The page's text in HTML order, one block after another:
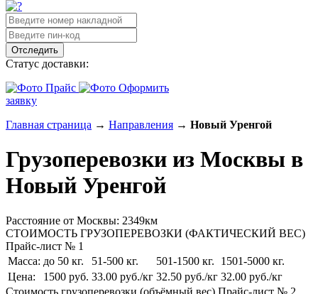
Отследить
Статус доставки:
Прайс
Оформить
заявку
Главная страница → Направления → Новый Уренгой
Грузоперевозки из Москвы в
Новый Уренгой
Расстояние от Москвы: 2349км
СТОИМОСТЬ ГРУЗОПЕРЕВОЗКИ (ФАКТИЧЕСКИЙ ВЕС)
Прайс-лист № 1
Масса: до 50 кг. 51-500 кг. 501-1500 кг.
1501-5000 кг.
Цена:
1500 руб. 33.00 руб./кг 32.50 руб./кг 32.00 руб./кг
Стоимость грузоперевозки (объёмный вес) Прайс-лист № 2